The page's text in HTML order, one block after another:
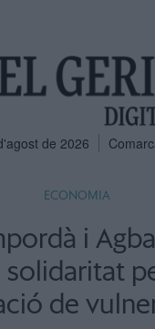
de 2026
ECONOMIA
i
solidaritat
de